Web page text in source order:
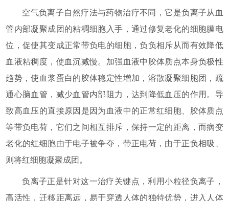
空气负离子自然疗法与药物治疗不同，它是负离子从血
管内部凝聚成团的粘稠细胞入手，通过修复老化的细胞膜电
位，促使其变成正常带负电的细胞，负负相斥从而有效降低
血液粘稠度，使血沉减慢。加强血液中胶体质点本身负极性
趋势，使血浆蛋白的胶体稳定性增加，溶散凝聚细胞团，疏
通心脑血管，减少血管内部阻力，达到降低血压的作用。导
致高血压的直接原因是因为血液中的正常红细胞、胶体质点
等带负电荷，它们之间相互排斥，保持一定的距离，而病变
老化的红细胞由于电子被争夺，带正电荷，由于正负相吸、
则将红细胞凝聚成团。
负离子正是针对这一治疗关键点，利用小粒径负离子，
高活性，迁移距离远，易于穿透人体的独特优势，进入人体